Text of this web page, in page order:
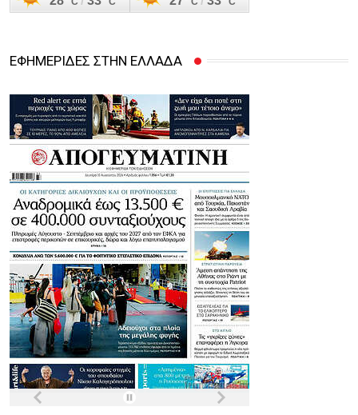
ΕΦΗΜΕΡΙΔΕΣ ΣΤΗΝ ΕΛΛΑΔΑ